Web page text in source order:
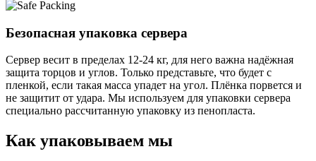
Безопасная упаковка сервера
Сервер весит в пределах 12-24 кг, для него важна надёжная
защита торцов и углов. Только представьте, что будет с
пленкой, если такая масса упадет на угол. Плёнка порвется и
не защитит от удара. Мы используем для упаковки сервера
специально расcчитанную упаковку из пенопласта.
Как упаковываем мы